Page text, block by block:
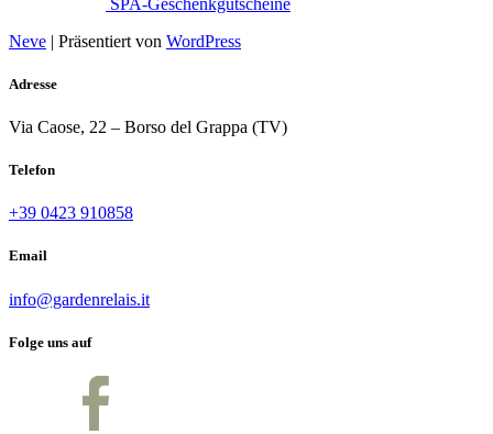
Neve | Präsentiert von WordPress
Adresse
Via Caose, 22 – Borso del Grappa (TV)
Telefon
+39 0423 910858
Email
info@gardenrelais.it
Folge uns auf